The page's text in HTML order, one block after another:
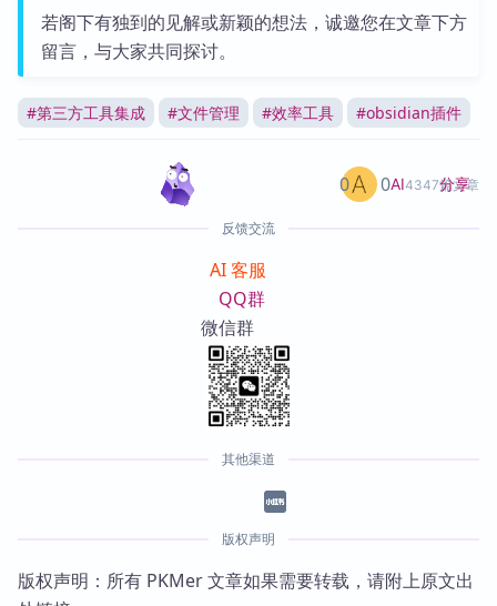
若阁下有独到的见解或新颖的想法，诚邀您在文章下方
留言，与大家共同探讨。
#第三方工具集成 #文件管理 #效率工具 #obsidian插件
AI4347篇文章
0 0 分享
反馈交流
AI 客服
QQ群
微信群
其他渠道
版权声明
版权声明：所有 PKMer 文章如果需要转载，请附上原文出